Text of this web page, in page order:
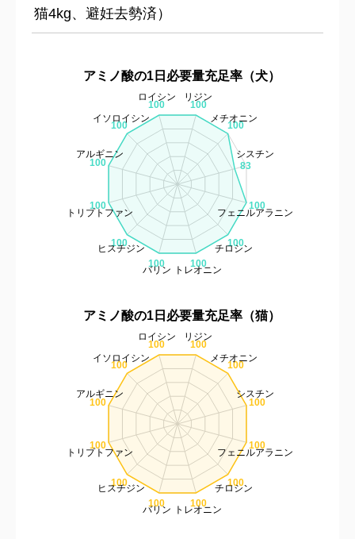
猫4kg、避妊去勢済）
アミノ酸の1日必要量充足率（犬）
100
100
100
100
100
83
100
100
100
100
100
100
アルギニン
イソロイシン
ロイシン
リジン
メチオニン
シスチン
フェニルアラニン
チロシン
トレオニン
バリン
ヒスチジン
トリプトファン
アミノ酸の1日必要量充足率（猫）
100
100
100
100
100
100
100
100
100
100
100
100
アルギニン
イソロイシン
ロイシン
リジン
メチオニン
シスチン
フェニルアラニン
チロシン
トレオニン
バリン
ヒスチジン
トリプトファン